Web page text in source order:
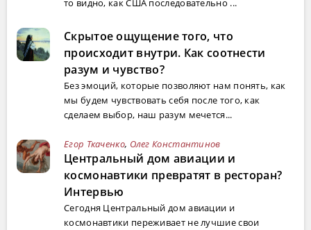
то видно, как США последовательно ...
Скрытое ощущение того, что
происходит внутри. Как соотнести
разум и чувство?
Без эмоций, которые позволяют нам понять, как
мы будем чувствовать себя после того, как
сделаем выбор, наш разум мечется...
Егор Ткаченко, Олег Константинов
Центральный дом авиации и
космонавтики превратят в ресторан?
Интервью
Сегодня Центральный дом авиации и
космонавтики переживает не лучшие свои